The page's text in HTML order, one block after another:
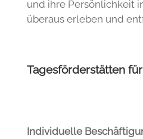
überaus erleben und